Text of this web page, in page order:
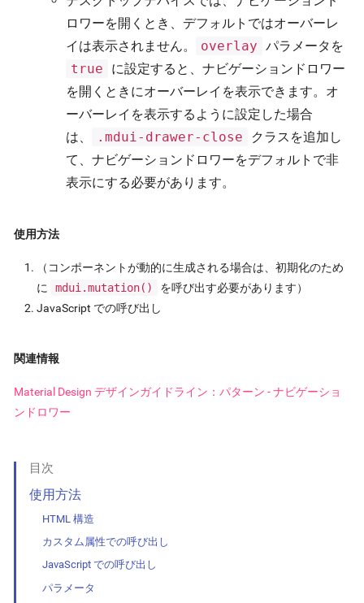
ロワーを開くとき、デフォルトではオーバーレ
イは表示されません。
overlay パラメータを
true
に設定すると、ナビゲーションドロワー
を開くときにオーバーレイを表示できます。オ
ーバーレイを表示するように設定した場合
は、
.mdui-drawer-close
クラスを追加し
て、ナビゲーションドロワーをデフォルトで非
表示にする必要があります。
使用方法
（コンポーネントが動的に生成される場合は、初期化のため
に
mdui.mutation()
を呼び出す必要があります）
JavaScript での呼び出し
関連情報
Material Design デザインガイドライン：パターン - ナビゲーショ
ンドロワー
目次
使用方法
HTML 構造
カスタム属性での呼び出し
JavaScript での呼び出し
パラメータ